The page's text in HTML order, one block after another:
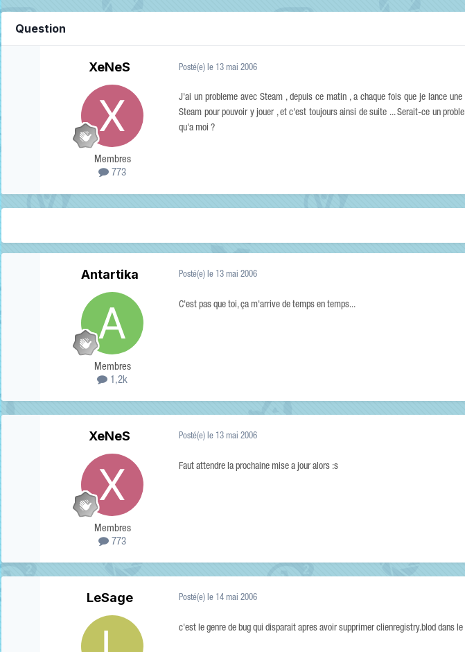
Question
XeNeS
Membres
773
Posté(e)le 13 mai 2006
J'ai un probleme avec Steam , depuis ce matin , a chaque fois que je lance
Steam pour pouvoir y jouer , et c'est toujours ainsi de suite ... Serait-ce un
qu'a moi ?
Antartika
Membres
1,2k
Posté(e)le 13 mai 2006
C'est pas que toi, ça m'arrive de temps en temps...
XeNeS
Membres
773
Posté(e)le 13 mai 2006
Faut attendre la prochaine mise a jour alors :s
LeSage Posté(e)le 14 mai 2006
c'est le genre de bug qui disparait apres avoir supprimer clienregistry.blod dans